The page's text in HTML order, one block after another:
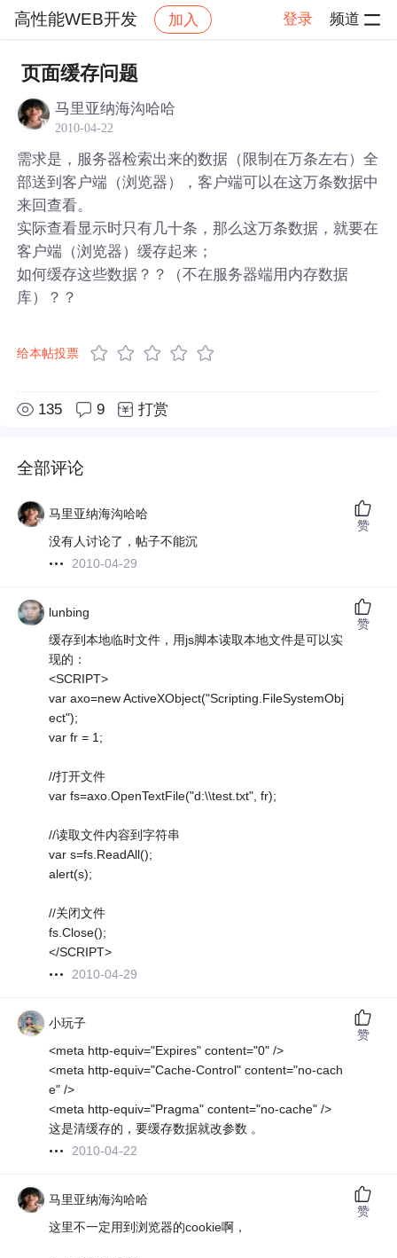
高性能WEB开发 加入 登录 频道
社区 高性能WEB开发
页面缓存问题
马里亚纳海沟哈哈
2010-04-22
需求是，服务器检索出来的数据（限制在万条左右）全
部送到客户端（浏览器），客户端可以在这万条数据中
来回查看。
实际查看显示时只有几十条，那么这万条数据，就要在
客户端（浏览器）缓存起来；
如何缓存这些数据？？（不在服务器端用内存数据
库）？？
给本帖投票
135 9 打赏
全部评论
马里亚纳海沟哈哈
没有人讨论了，帖子不能沉
2010-04-29
赞
lunbing
缓存到本地临时文件，用js脚本读取本地文件是可以实
现的：
<SCRIPT>
var axo=new ActiveXObject("Scripting.FileSystemObj
ect");
var fr = 1;
//打开文件
var fs=axo.OpenTextFile("d:\\test.txt", fr);
//读取文件内容到字符串
var s=fs.ReadAll();
alert(s);
//关闭文件
fs.Close();
</SCRIPT>
2010-04-29
赞
小玩子
<meta http-equiv="Expires" content="0" />
<meta http-equiv="Cache-Control" content="no-cach
e" />
<meta http-equiv="Pragma" content="no-cache" />
这是清缓存的，要缓存数据就改参数 。
2010-04-22
赞
马里亚纳海沟哈哈
这里不一定用到浏览器的cookie啊，
赞